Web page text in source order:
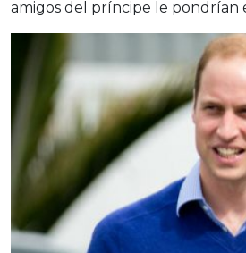
amigos del príncipe le pondrían